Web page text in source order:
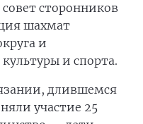
сторонников
шахмат
и
и спорта.
длившемся
участие 25